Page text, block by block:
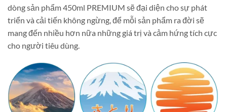
dòng sản phẩm 450ml PREMIUM sẽ đại diện cho sự phát
triển và cải tiến không ngừng, để mỗi sản phẩm ra đời sẽ
mang đến nhiều hơn nữa những giá trị và cảm hứng tích cực
cho người tiêu dùng.